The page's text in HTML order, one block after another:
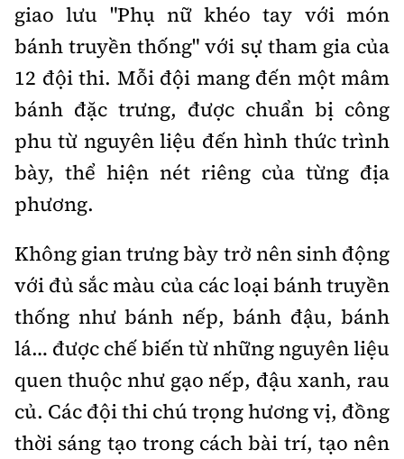
giao lưu "Phụ nữ khéo tay với món
bánh truyền thống" với sự tham gia của
12 đội thi. Mỗi đội mang đến một mâm
bánh đặc trưng, được chuẩn bị công
phu từ nguyên liệu đến hình thức trình
bày, thể hiện nét riêng của từng địa
phương.
Không gian trưng bày trở nên sinh động
với đủ sắc màu của các loại bánh truyền
thống như bánh nếp, bánh đậu, bánh
lá… được chế biến từ những nguyên liệu
quen thuộc như gạo nếp, đậu xanh, rau
củ. Các đội thi chú trọng hương vị, đồng
thời sáng tạo trong cách bài trí, tạo nên